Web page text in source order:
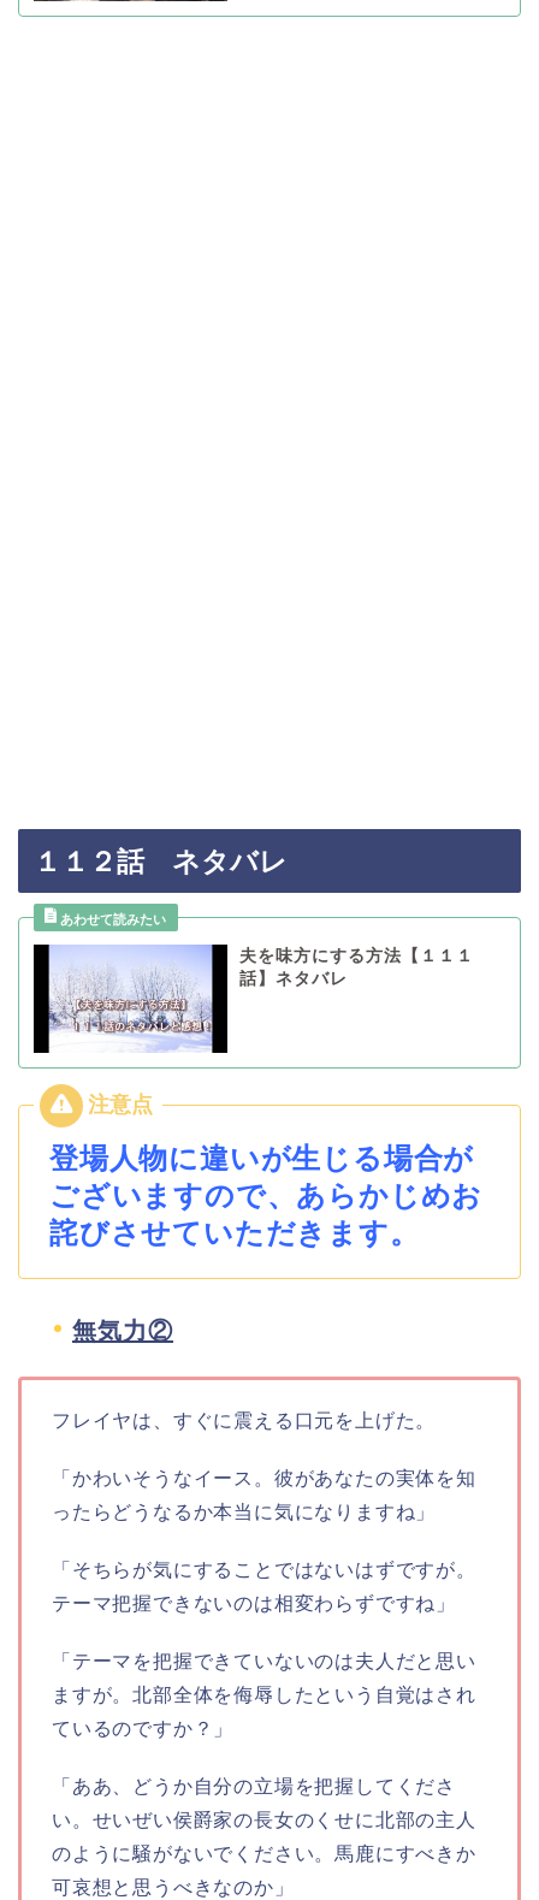
１１２話 ネタバレ
夫を味方にする方法【１１１
話】ネタバレ
登場人物に違いが生じる場合が
ございますので、あらかじめお
詫びさせていただきます。
無気力②
フレイヤは、すぐに震える口元を上げた。
「かわいそうなイース。彼があなたの実体を知
ったらどうなるか本当に気になりますね」
「そちらが気にすることではないはずですが。
テーマ把握できないのは相変わらずですね」
「テーマを把握できていないのは夫人だと思い
ますが。北部全体を侮辱したという自覚はされ
ているのですか？」
「ああ、どうか自分の立場を把握してくださ
い。せいぜい侯爵家の長女のくせに北部の主人
のように騒がないでください。馬鹿にすべきか
可哀想と思うべきなのか」